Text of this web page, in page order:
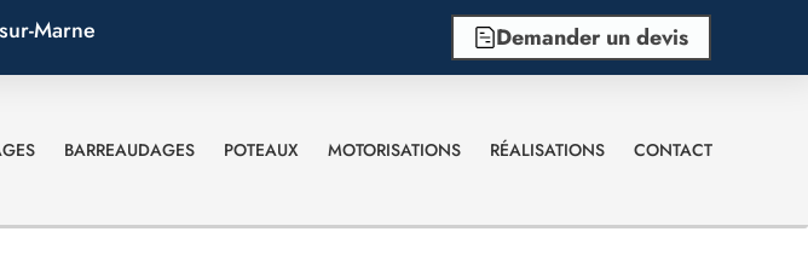
Marne Demander un devis
BARREAUDAGES POTEAUX MOTORISATIONS RÉALISATIONS CONTACT